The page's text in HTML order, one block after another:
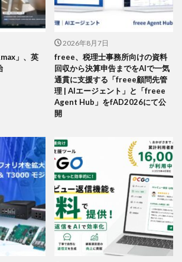
」、英
2026年8月7日
freee、税理士事務所向けの資料
回収から決算申告までをAIで一気
通貫に支援する「freee顧問先管
理 | AIエージェント」と「freee
Agent Hub」をfAD2026にて公
開